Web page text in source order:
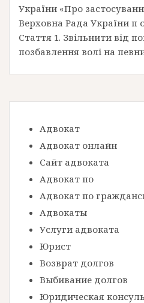
України «Про
Верховна Рада України п
Стаття 1. Звільнити від
позбавлення волі на
Адвокат
Адвокат онлайн
Сайт адвоката
Адвокат по
Адвокат по
Адвокаты
Услуги адвоката
Юрист
Возврат долгов
Выбивание долгов
Юридическая